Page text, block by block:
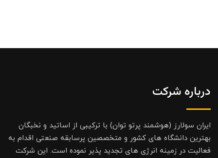
درباره شرکت
ایران سولارز (هوشمند پرتو توان) با ترکیبی از اساتید و نخبگان
بهترین دانشگاه های کشور و متخصصین پرسابقه صنعتی اقدام به
فعالیت در زمینه انرژی های تجدید پذیر نموده است. این شرکت